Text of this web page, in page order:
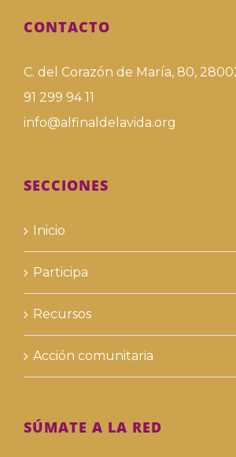
CONTACTO
C. del Corazón de María, 80,
91 299 94 11
info@alfinaldelavida.org
SECCIONES
Inicio
Participa
Recursos
Acción comunitaria
SÚMATE A LA RED